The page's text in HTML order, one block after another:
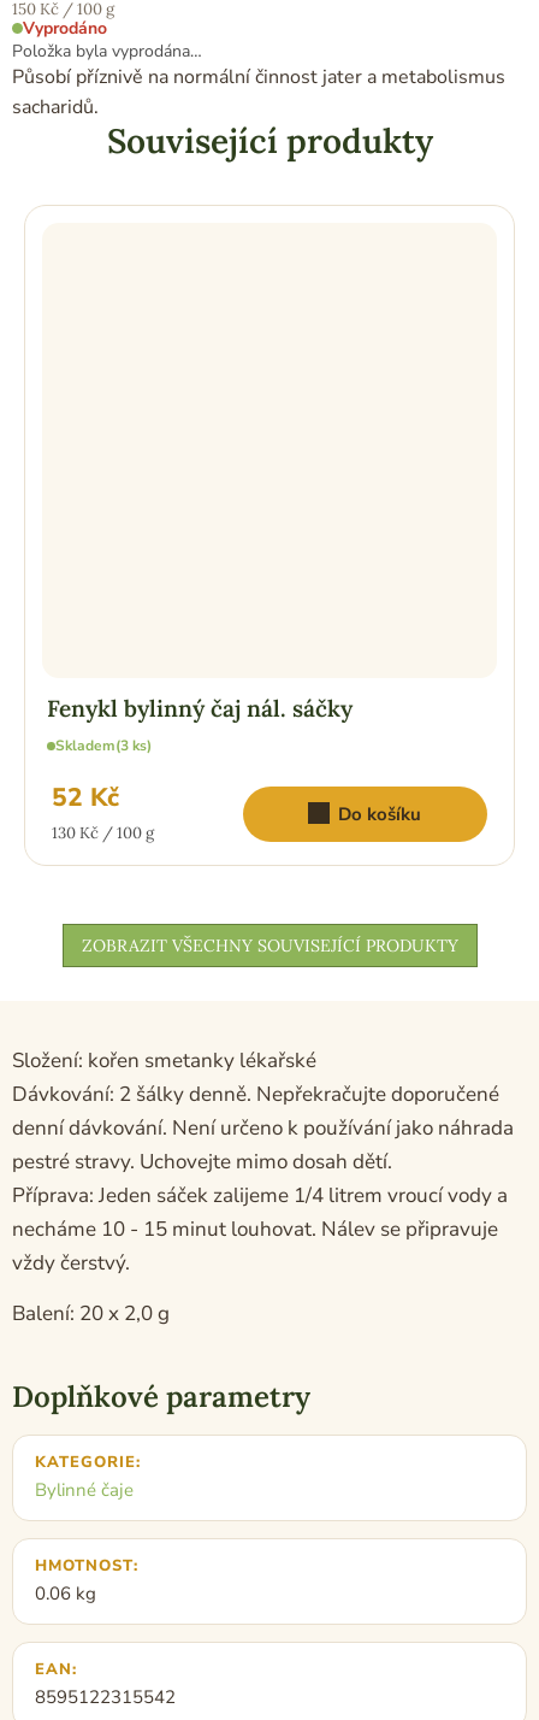
Měrná
cena:
150 Kč / 100 g
Vyprodáno
Položka byla vyprodána…
Působí příznivě na normální činnost jater a metabolismus
sacharidů.
Související produkty
Fenykl bylinný čaj nál. sáčky
Skladem(3 ks)
52 Kč
Měrná
130 Kč / 100 g
Do košíku
ZOBRAZIT VŠECHNY SOUVISEJÍCÍ PRODUKTY
Složení: kořen smetanky lékařské
Dávkování: 2 šálky denně. Nepřekračujte doporučené
denní dávkování. Není určeno k používání jako náhrada
pestré stravy. Uchovejte mimo dosah dětí.
Příprava: Jeden sáček zalijeme 1/4 litrem vroucí vody a
necháme 10 - 15 minut louhovat. Nálev se připravuje
vždy čerstvý.
Balení: 20 x 2,0 g
Doplňkové parametry
KATEGORIE:
Bylinné čaje
HMOTNOST:
0.06 kg
EAN:
8595122315542